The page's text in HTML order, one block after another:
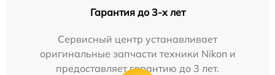
Гарантия до 3-х лет
Сервисный центр устанавливает
оригинальные запчасти техники Nikon и
предоставляет гарантию до 3 лет.